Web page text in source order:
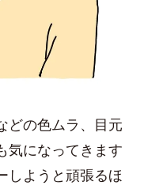
どの色ムラ、目元
気になってきます
しようと頑張るほ